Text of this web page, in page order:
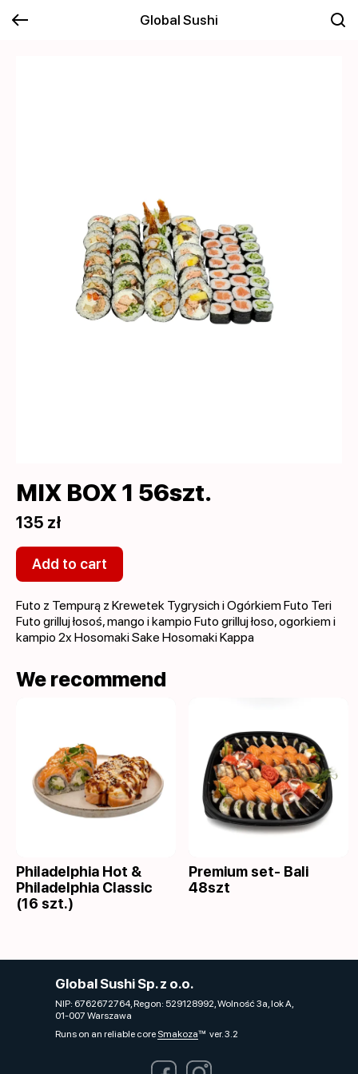
Global Sushi
MIX BOX 1 56szt.
135 zł
Add to cart
Futo z Tempurą z Krewetek Tygrysich i Ogórkiem Futo Teri
Futo grilluj łosoś, mango i kampio Futo grilluj łoso, ogorkiem i
kampio 2x Hosomaki Sake Hosomaki Kappa
We recommend
Philadelphia Hot &
Philadelphia Classic
(16 szt.)
Premium set- Bali
48szt
Global Sushi Sp. z o.o.
NIP: 6762672764, Regon: 529128992, Wolność 3a, lok A,
01-007 Warszawa
Runs on an reliable core Smakozaver. 3.2